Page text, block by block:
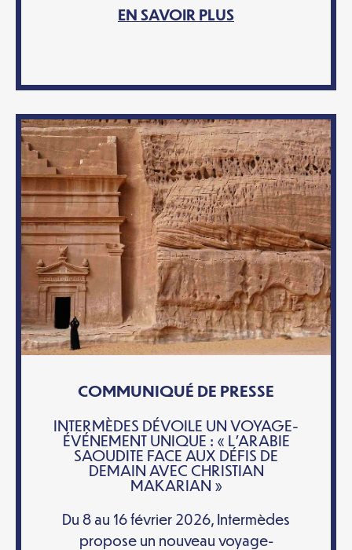
EN SAVOIR PLUS
COMMUNIQUÉ DE PRESSE
INTERMÈDES DÉVOILE UN VOYAGE-
ÉVÉNEMENT UNIQUE : « L’ARABIE
SAOUDITE FACE AUX DÉFIS DE
DEMAIN AVEC CHRISTIAN
MAKARIAN »
Du 8 au 16 février 2026, Intermèdes
propose un nouveau voyage-